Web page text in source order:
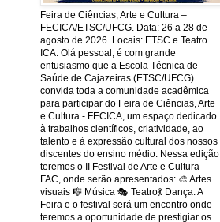
Feira de Ciências, Arte e Cultura –
FECICA/ETSC/UFCG. Data: 26 a 28 de
agosto de 2026. Locais: ETSC e Teatro
ICA. Olá pessoal, é com grande
entusiasmo que a Escola Técnica de
Saúde de Cajazeiras (ETSC/UFCG)
convida toda a comunidade acadêmica
para participar do Feira de Ciências, Arte
e Cultura - FECICA, um espaço dedicado
à trabalhos científicos, criatividade, ao
talento e à expressão cultural dos nossos
discentes do ensino médio. Nessa edição
teremos o II Festival de Arte e Cultura –
FAC, onde serão apresentados: 🎨 Artes
visuais 🎼 Música 🎭 Teatro💃 Dança. A
Feira e o festival será um encontro onde
teremos a oportunidade de prestigiar os